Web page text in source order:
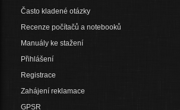
Často kladené otázky
Recenze počítačů a notebooků
Manuály ke stažení
Přihlášení
Registrace
Zahájení reklamace
GPSR